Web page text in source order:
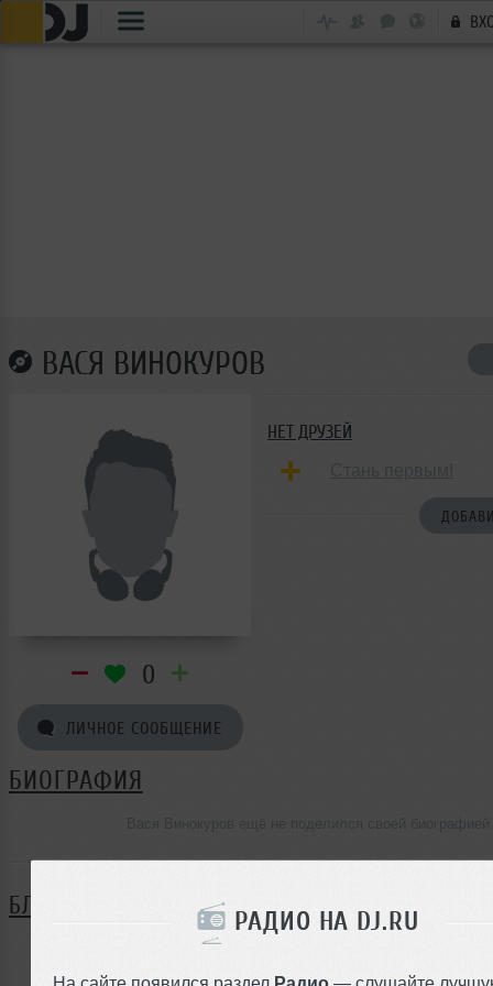
РАДИО НА DJ.RU
На сайте появился раздел Радио — слушайте
ВАСЯ ВИНОКУРОВ
0
ЛИЧНОЕ СООБЩЕНИЕ
НЕТ ДРУЗЕЙ
БИОГРАФИЯ
БЛОГ